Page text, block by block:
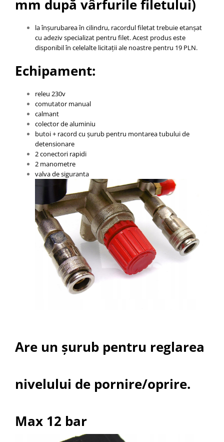
mm după vârfurile filetului)
la înșurubarea în cilindru, racordul filetat trebuie etanșat
cu adeziv specializat pentru filet. Acest produs este
disponibil în celelalte licitații ale noastre pentru 19 PLN.
Echipament:
releu 230v
comutator manual
calmant
colector de aluminiu
butoi + racord cu șurub pentru montarea tubului de
detensionare
2 conectori rapidi
2 manometre
valva de siguranta
Are un șurub pentru reglarea
nivelului de pornire/oprire.
Max 12 bar